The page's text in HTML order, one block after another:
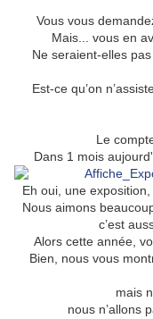
Vous vous
Mais... vous en
Ne seraient-elles
Est-ce qu’on
Le
Dans 1 mois
Eh oui, une exposition,
Nous aimons
c’est
Alors cette année,
Bien, nous vous
mais
nous n’allons